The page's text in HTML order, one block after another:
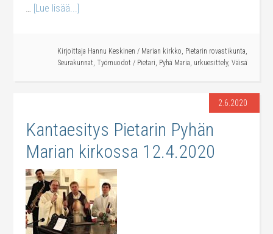
… [Lue lisää...]
Kirjoittaja Hannu Keskinen / Marian kirkko, Pietarin rovastikunta,
Seurakunnat, Työmuodot / Pietari, Pyhä Maria, urkuesittely, Väisä
2.6.2020
Kantaesitys Pietarin Pyhän
Marian kirkossa 12.4.2020